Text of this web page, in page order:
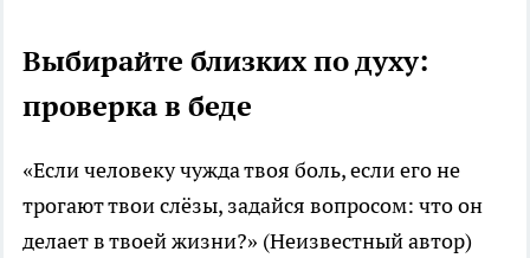
Выбирайте близких по духу:
проверка в беде
«Если человеку чужда твоя боль, если его не
трогают твои слёзы, задайся вопросом: что он
делает в твоей жизни?» (Неизвестный автор)